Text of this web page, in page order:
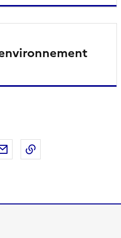
X sur LinkedIn
Partager par email